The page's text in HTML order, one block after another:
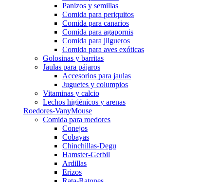
Panizos y semillas
Comida para periquitos
Comida para canarios
Comida para agapornis
Comida para jilgueros
Comida para aves exóticas
Golosinas y barritas
Jaulas para pájaros
Accesorios para jaulas
Juguetes y columpios
Vitaminas y calcio
Lechos higiénicos y arenas
Roedores-VanyMouse
Comida para roedores
Conejos
Cobayas
Chinchillas-Degu
Hamster-Gerbil
Ardillas
Erizos